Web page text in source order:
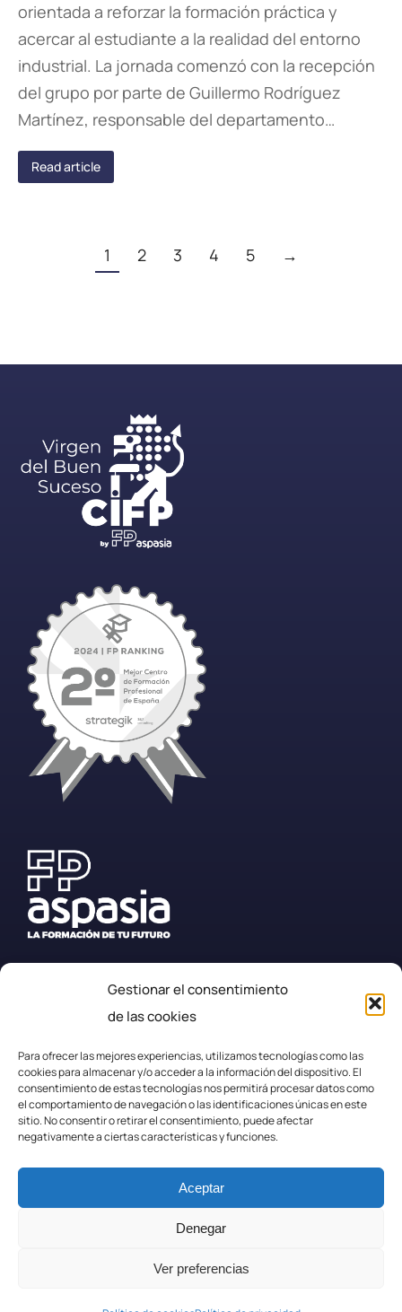
Gestionar el consentimiento
de las cookies
Para ofrecer las mejores experiencias, utilizamos tecnologías como las
cookies para almacenar y/o acceder a la información del dispositivo. El
consentimiento de estas tecnologías nos permitirá procesar datos como
el comportamiento de navegación o las identificaciones únicas en este
sitio. No consentir o retirar el consentimiento, puede afectar
negativamente a ciertas características y funciones.
Aceptar
Denegar
Ver preferencias
orientada a reforzar la formación práctica y
acercar al estudiante a la realidad del entorno
industrial. La jornada comenzó con la recepción
del grupo por parte de Guillermo Rodríguez
Martínez, responsable del departamento…
Read article
1 2 3 4 5 →
+34 987 57 23 23
secretaria.efplarobla@fpaspasia.com
Politica de privacidad